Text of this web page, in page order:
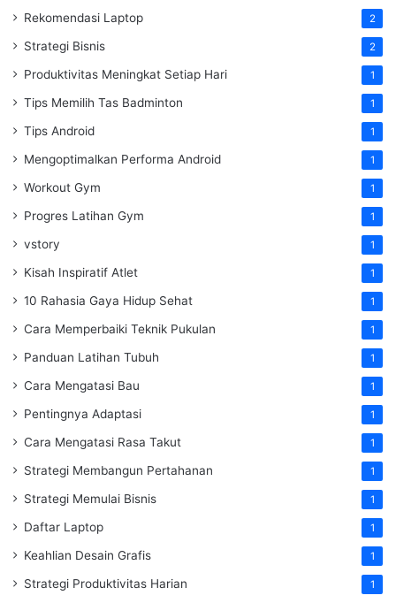
Rekomendasi Laptop 2
Strategi Bisnis 2
Produktivitas Meningkat Setiap Hari 1
Tips Memilih Tas Badminton 1
Tips Android 1
Mengoptimalkan Performa Android 1
Workout Gym 1
Progres Latihan Gym 1
vstory 1
Kisah Inspiratif Atlet 1
10 Rahasia Gaya Hidup Sehat 1
Cara Memperbaiki Teknik Pukulan 1
Panduan Latihan Tubuh 1
Cara Mengatasi Bau 1
Pentingnya Adaptasi 1
Cara Mengatasi Rasa Takut 1
Strategi Membangun Pertahanan 1
Strategi Memulai Bisnis 1
Daftar Laptop 1
Keahlian Desain Grafis 1
Strategi Produktivitas Harian 1